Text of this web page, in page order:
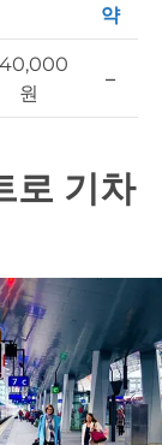
약
원
–
로 기차